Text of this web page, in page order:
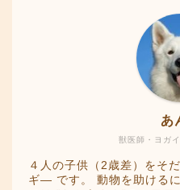
獣医師・ヨガ
あ
４人の子供（2歳差）をそ
ギ― です。 動物を助ける